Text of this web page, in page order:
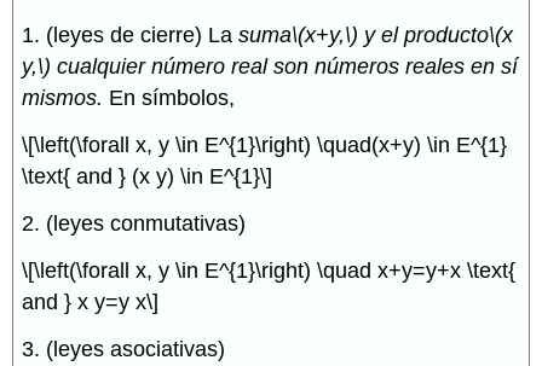
1. (leyes de cierre) Lasuma\(x+y,\) y el producto\(x
y,\) cualquier número real son números reales en sí
mismos. En símbolos,
\[\left(\forall x, y \in E^{1}\right) \quad(x+y) \in E^{1}
\text{ and } (x y) \in E^{1}\]
2. (leyes conmutativas)
\[\left(\forall x, y \in E^{1}\right) \quad x+y=y+x \text{
and } x y=y x\]
3. (leyes asociativas)